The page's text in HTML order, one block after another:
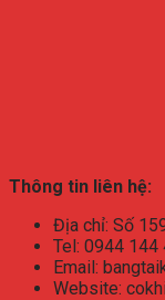
Thông tin liên hệ:
Địa chỉ: Số
Tel: 0944 144
Email:
Website: